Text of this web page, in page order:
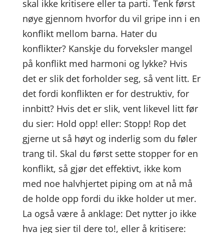
skal ikke kritisere eller ta parti. Tenk først
nøye gjennom hvorfor du vil gripe inn i en
konflikt mellom barna. Hater du
konflikter? Kanskje du forveksler mangel
på konflikt med harmoni og lykke? Hvis
det er slik det forholder seg, så vent litt. Er
det fordi konflikten er for destruktiv, for
innbitt? Hvis det er slik, vent likevel litt før
du sier: Hold opp! eller: Stopp! Rop det
gjerne ut så høyt og inderlig som du føler
trang til. Skal du først sette stopper for en
konflikt, så gjør det effektivt, ikke kom
med noe halvhjertet piping om at nå må
de holde opp fordi du ikke holder ut mer.
La også være å anklage: Det nytter jo ikke
hva jeg sier til dere to!, eller å kritisere: